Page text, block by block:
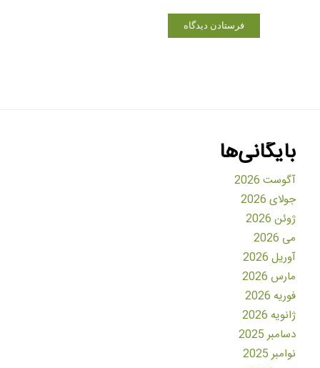
بایگانی‌ها
آگوست 2026
جولای 2026
ژوئن 2026
می 2026
آوریل 2026
مارس 2026
فوریه 2026
ژانویه 2026
دسامبر 2025
نوامبر 2025